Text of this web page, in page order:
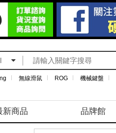
無線滑鼠 ROG 機械鍵盤
新商品 品牌館